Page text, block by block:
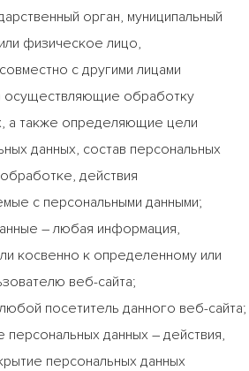
орган, муниципальный
физическое лицо,
с другими лицами
осуществляющие обработку
а также определяющие цели
данных, состав персональных
действия
с персональными данными;
– любая информация,
косвенно к определенному или
веб-сайта;
посетитель данного веб-сайта;
персональных данных – действия,
персональных данных